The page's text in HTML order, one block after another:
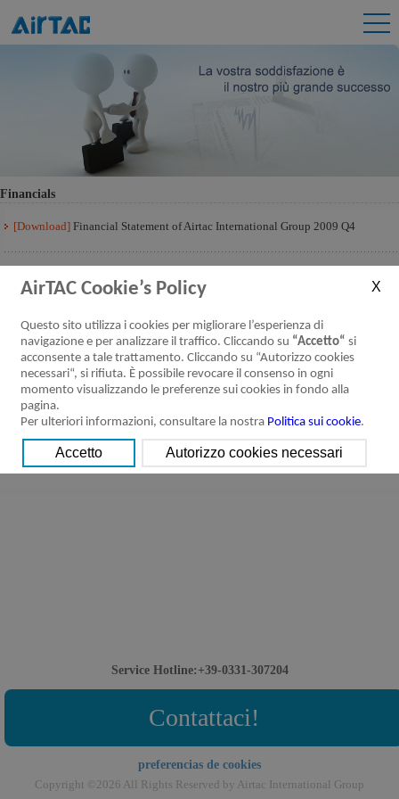
Financials
[Download] Financial Statement of Airtac International Group 2009 Q4
AirTAC Cookie’s Policy
Questo sito utilizza i cookies per migliorare l’esperienza di
navigazione e per analizzare il traffico. Cliccando su “Accetto“ si
acconsente a tale trattamento. Cliccando su “Autorizzo cookies
necessari“, si rifiuta. È possibile revocare il consenso in ogni
momento visualizzando le preferenze sui cookies in fondo alla
pagina.
Per ulteriori informazioni, consultare la nostra Politica sui cookie.
Service Hotline:+39-0331-307204
Contattaci!
preferencias de cookies
Copyright ©2026 All Rights Reserved by Airtac International Group